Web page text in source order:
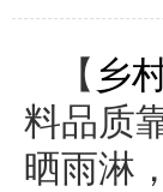
【 乡
料品质
晒雨淋